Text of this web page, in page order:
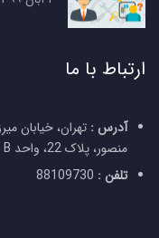
ارتباط با ما
آدرس : تهران، خیابان
منصور، پلاک 22، واحد B
تلفن :